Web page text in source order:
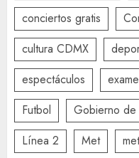
conciertos gratis
cultura CDMX
espectáculos
Futbol
Gobierno de
Línea 2
Met